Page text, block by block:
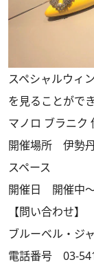
スペシャルウィ
を見ることがで
マノロ ブラニク
開催場所 伊勢
スペース
開催日 開催中
【問い合わせ】
ブルーベル・ジ
電話番号 03-